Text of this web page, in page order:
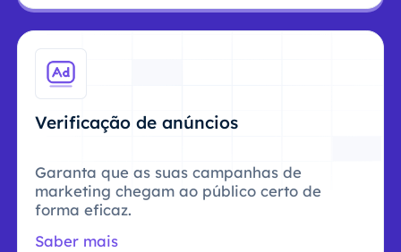
Verificação de anúncios
Garanta que as suas campanhas de
marketing chegam ao público certo de
forma eficaz.
Saber mais